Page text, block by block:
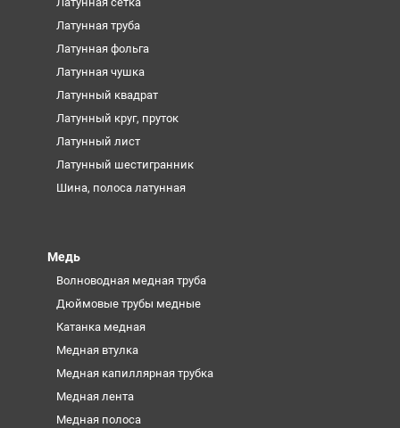
Латунная труба
Латунная фольга
Латунная чушка
Латунный квадрат
Латунный круг, пруток
Латунный лист
Латунный шестигранник
Шина, полоса латунная
Медь
Волноводная медная труба
Дюймовые трубы медные
Катанка медная
Медная втулка
Медная капиллярная трубка
Медная лента
Медная полоса